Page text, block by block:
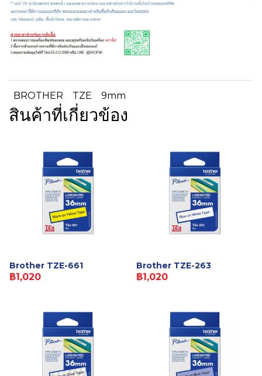
BROTHER TZE 9mm
สินค้าที่เกี่ยวข้อง
Brother TZE-661
฿1,020
Brother TZE-263
฿1,020